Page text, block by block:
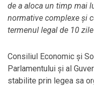
de a aloca un timp mai
normative complexe și
termenul legal de 10
Consiliul Economic și
Parlamentului și al
stabilite prin legea sa